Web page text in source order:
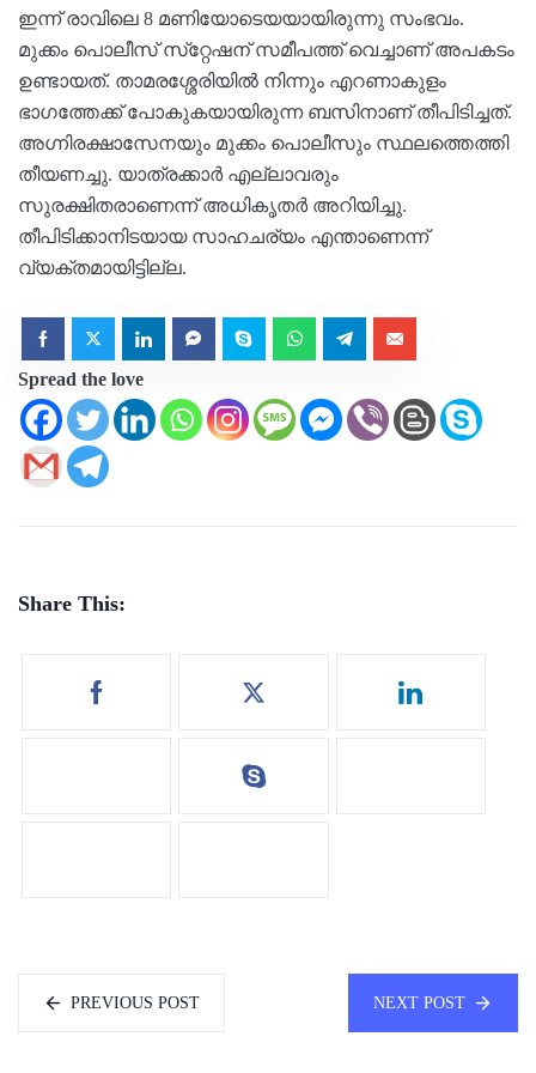
ഇന്ന് രാവിലെ 8 മണിയോടെയയായിരുന്നു സംഭവം.
മുക്കം പൊലീസ് സ്‌റ്റേഷന് സമീപത്ത് വെച്ചാണ് അപകടം
ഉണ്ടായത്. താമരശ്ശേരിയില്‍ നിന്നും എറണാകുളം
ഭാഗത്തേക്ക് പോകുകയായിരുന്ന ബസിനാണ് തീപിടിച്ചത്.
അഗ്നിരക്ഷാസേനയും മുക്കം പൊലീസും സ്ഥലത്തെത്തി
തീയണച്ചു. യാത്രക്കാര്‍ എല്ലാവരും
സുരക്ഷിതരാണെന്ന് അധികൃതര്‍ അറിയിച്ചു.
തീപിടിക്കാനിടയായ സാഹചര്യം എന്താണെന്ന്
വ്യക്തമായിട്ടില്ല.
Spread the love
Share This:
PREVIOUS POST NEXT POST